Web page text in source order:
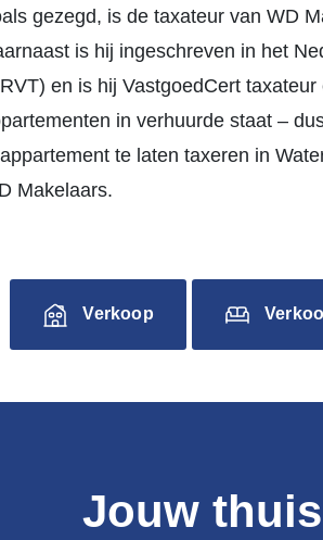
gezegd, is de taxateur van WD
is hij ingeschreven in het
en is hij VastgoedCert
in verhuurde staat –
te laten taxeren in
Makelaars.
Verkoop
Jouw